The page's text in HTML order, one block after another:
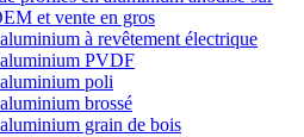
et vente en gros
à revêtement électrique
PVDF
poli
brossé
grain de bois